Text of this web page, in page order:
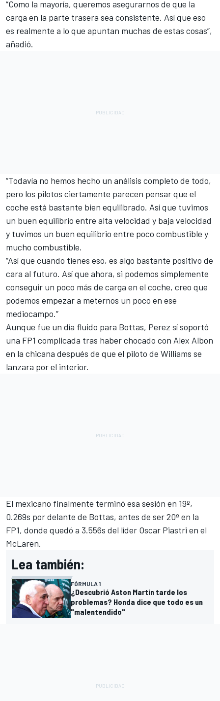
“Como la mayoría, queremos asegurarnos de que la
carga en la parte trasera sea consistente. Así que eso
es realmente a lo que apuntan muchas de estas cosas”,
añadió.
“Todavía no hemos hecho un análisis completo de todo,
pero los pilotos ciertamente parecen pensar que el
coche está bastante bien equilibrado. Así que tuvimos
un buen equilibrio entre alta velocidad y baja velocidad
y tuvimos un buen equilibrio entre poco combustible y
mucho combustible.
“Así que cuando tienes eso, es algo bastante positivo de
cara al futuro. Así que ahora, si podemos simplemente
conseguir un poco más de carga en el coche, creo que
podemos empezar a meternos un poco en ese
mediocampo.”
Aunque fue un día fluido para Bottas, Perez sí soportó
una FP1 complicada tras haber chocado con Alex Albon
en la chicana después de que el piloto de Williams se
lanzara por el interior.
El mexicano finalmente terminó esa sesión en 19º,
0.269s por delante de Bottas, antes de ser 20º en la
FP1, donde quedó a 3.556s del líder Oscar Piastri en el
McLaren.
Lea también:
FÓRMULA 1
¿Descubrió Aston Martin tarde los
problemas? Honda dice que todo es un
"malentendido"